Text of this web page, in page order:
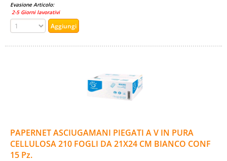
Evasione Articolo:
2-5 Giorni lavorativi
PAPERNET ASCIUGAMANI PIEGATI A V IN PURA
CELLULOSA 210 FOGLI DA 21X24 CM BIANCO CONF
15 Pz.